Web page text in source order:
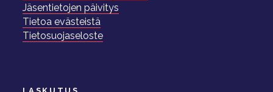
Jäsentietojen päivitys
Tietoa evästeistä
Tietosuojaseloste